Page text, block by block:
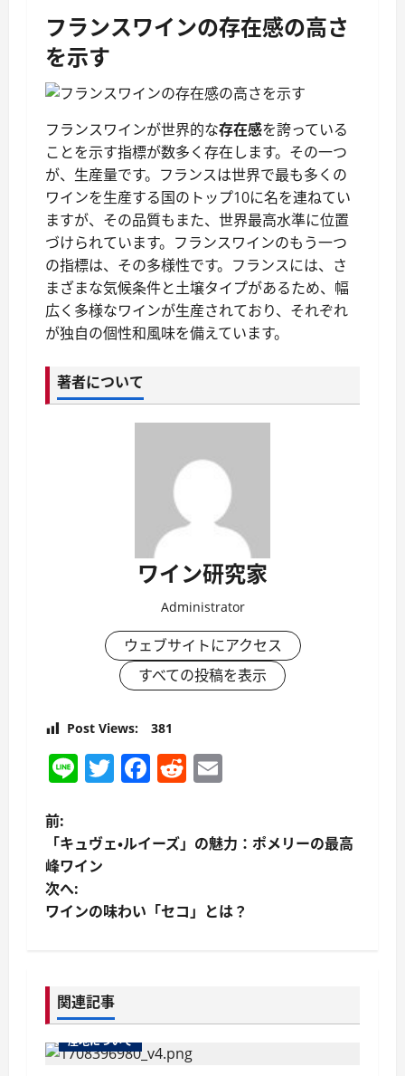
フランスワインの存在感の高さ
を示す
フランスワインが世界的な存在感を誇っている
ことを示す指標が数多く存在します。その一つ
が、生産量です。フランスは世界で最も多くの
ワインを生産する国のトップ10に名を連ねてい
ますが、その品質もまた、世界最高水準に位置
づけられています。フランスワインのもう一つ
の指標は、その多様性です。フランスには、さ
まざまな気候条件と土壌タイプがあるため、幅
広く多様なワインが生産されており、それぞれ
が独自の個性和風味を備えています。
著者について
ワイン研究家
Administrator
ウェブサイトにアクセス
すべての投稿を表示
Post Views: 381
LineTwitter
Facebook
Reddit
投
稿
ナ
ゲ
ー
シ
前:
「キュヴェ・ルイーズ」の魅力：ポメリーの最高
峰ワイン
次へ:
ワインの味わい「セコ」とは？
関連記事
産地について